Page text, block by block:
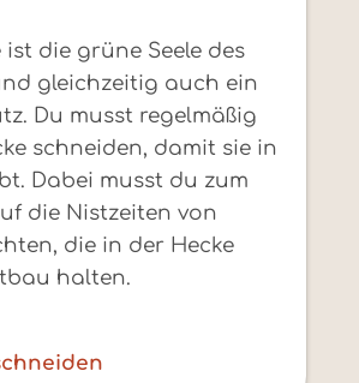
ist die grüne Seele des
gleichzeitig auch ein
Du musst regelmäßig
schneiden, damit sie in
Dabei musst du zum
die Nistzeiten von
die in der Hecke
halten.